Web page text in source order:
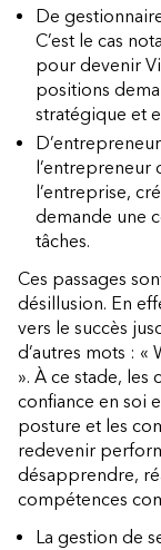
De
C’est le cas
pour devenir
positions
stratégique et
l’entrepreneur
l’entreprise,
demande une
tâches.
Ces passages
désillusion. En
vers le succès
d’autres mots : «
». À ce stade, les
confiance en soi
posture et les
redevenir
désapprendre,
compétences
La gestion de